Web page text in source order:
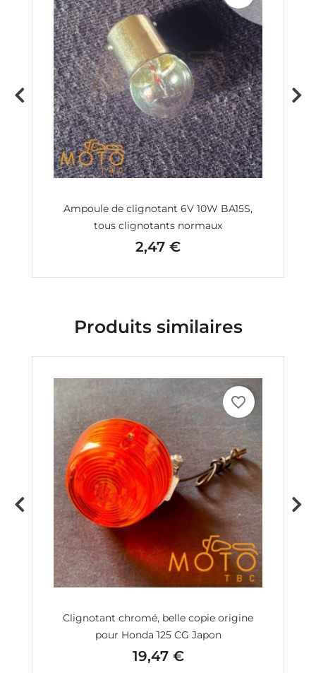
Ampoule de clignotant 6V 10W BA15S,
tous clignotants normaux
Prix
2,47 €
Produits similaires
favorite_border
Clignotant chromé, belle copie origine
pour Honda 125 CG Japon
Prix
19,47 €